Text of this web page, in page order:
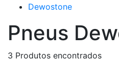
Dewostone
Pneus
3 Produtos encontrados